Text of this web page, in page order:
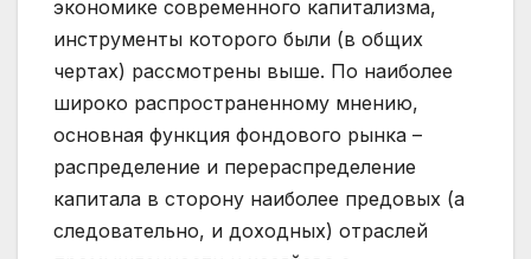
экономике современного капитализма,
инструменты которого были (в общих
чертах) рассмотрены выше. По наиболее
широко распространенному мнению,
основная функция фондового рынка –
распределение и перераспределение
капитала в сторону наиболее предовых (а
следовательно, и доходных) отраслей